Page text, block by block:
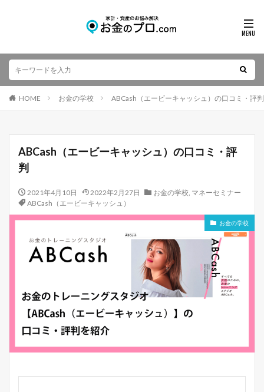
HOME お金の学校 ABCash（エービーキャッシュ）の口コミ・評判
ABCash（エービーキャッシュ）の口コミ・評
判
2021年4月10日 2022年2月27日 お金の学校, マネーセミナー
ABCash（エービーキャッシュ）
お金の学校